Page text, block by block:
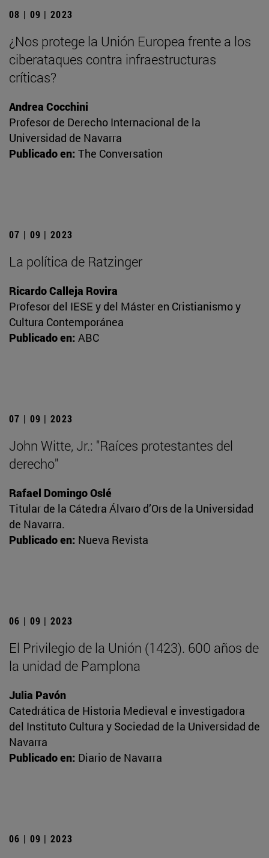
08 | 09 | 2023
¿Nos protege la Unión Europea frente a los
ciberataques contra infraestructuras
críticas?
Andrea Cocchini
Profesor de Derecho Internacional de la
Universidad de Navarra
Publicado en: The Conversation
07 | 09 | 2023
La política de Ratzinger
Ricardo Calleja Rovira
Profesor del IESE y del Máster en Cristianismo y
Cultura Contemporánea
Publicado en: ABC
07 | 09 | 2023
John Witte, Jr.: "Raíces protestantes del
derecho"
Rafael Domingo Oslé
Titular de la Cátedra Álvaro d’Ors de la Universidad
de Navarra.
Publicado en: Nueva Revista
06 | 09 | 2023
El Privilegio de la Unión (1423). 600 años de
la unidad de Pamplona
Julia Pavón
Catedrática de Historia Medieval e investigadora
del Instituto Cultura y Sociedad de la Universidad de
Navarra
Publicado en: Diario de Navarra
06 | 09 | 2023